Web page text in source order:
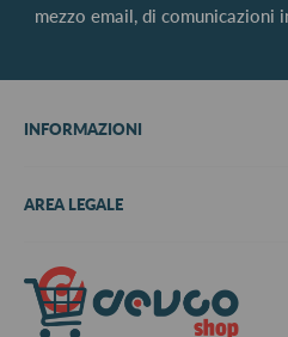
mezzo email, di
INFORMAZIONI
Metodi di pagamento
Richiedi preventivo
Contattaci
AREA LEGALE
Informativa su resi e rimborsi
Privacy Policy